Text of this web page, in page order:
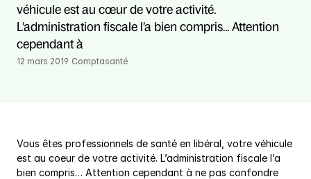
véhicule est au cœur de votre activité.
L’administration fiscale l’a bien compris… Attention
cependant à
12 mars 2019 Comptasanté
Vous êtes professionnels de santé en libéral, votre véhicule
est au coeur de votre activité. L’administration fiscale l’a
bien compris… Attention cependant à ne pas confondre